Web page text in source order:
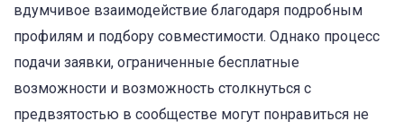
вдумчивое взаимодействие благодаря подробным
профилям и подбору совместимости. Однако процесс
подачи заявки, ограниченные бесплатные
возможности и возможность столкнуться с
предвзятостью в сообществе могут понравиться не